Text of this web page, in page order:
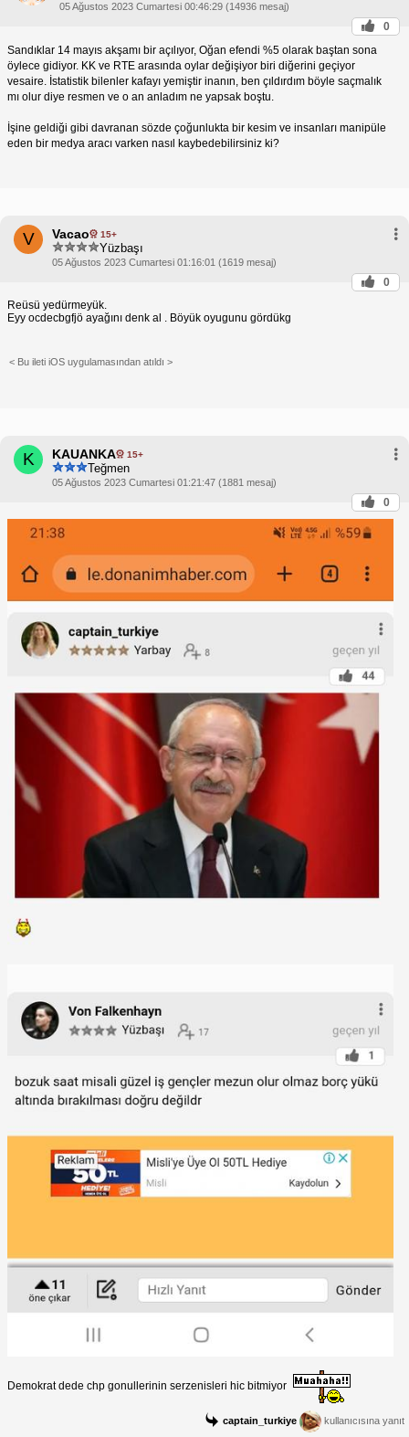
05 Ağustos 2023 Cumartesi 00:46:29 (14936 mesaj)
0
Sandıklar 14 mayıs akşamı bir açılıyor, Oğan efendi %5 olarak baştan sona
öylece gidiyor. KK ve RTE arasında oylar değişiyor biri diğerini geçiyor
vesaire. İstatistik bilenler kafayı yemiştir inanın, ben çıldırdım böyle saçmalık
mı olur diye resmen ve o an anladım ne yapsak boştu.
İşine geldiği gibi davranan sözde çoğunlukta bir kesim ve insanları manipüle
eden bir medya aracı varken nasıl kaybedebilirsiniz ki?
V Vacao 15+
Yüzbaşı
05 Ağustos 2023 Cumartesi 01:16:01 (1619 mesaj)
0
Reüsü yedürmeyük.
Eyy ocdecbgfjö ayağını denk al . Böyük oyugunu gördükg
< Bu ileti iOS uygulamasından atıldı >
K KAUANKA 15+
Teğmen
05 Ağustos 2023 Cumartesi 01:21:47 (1881 mesaj)
0
Demokrat dede chp gonullerinin serzenisleri hic bitmiyor
captain_turkiye kullanıcısına yanıt